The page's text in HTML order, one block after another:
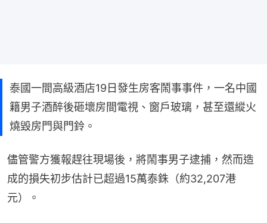
泰國一間高級酒店19日發生房客鬧事事件，一名中國
籍男子酒醉後砸壞房間電視、窗戶玻璃，甚至還縱火
燒毀房門與門鈴。
儘管警方獲報趕往現場後，將鬧事男子逮捕，然而造
成的損失初步估計已超過15萬泰銖（約32,207港
元）。